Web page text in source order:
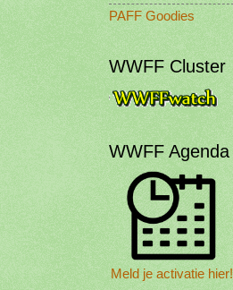
PAFF Goodies
WWFF Cluster
WWFF Agenda
Meld je activatie hier!